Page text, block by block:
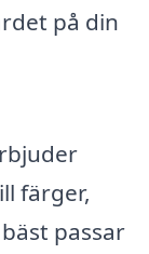
på din
färger,
passar